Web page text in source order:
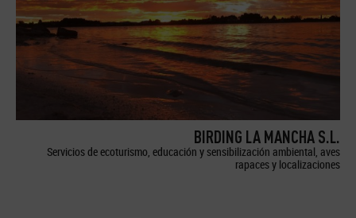
BIRDING LA MANCHA S.L.
Servicios de ecoturismo, educación y sensibilización ambiental, aves
rapaces y localizaciones